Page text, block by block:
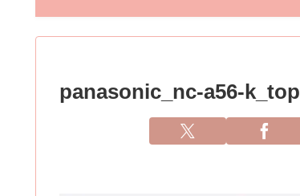
panasonic_nc-a56-k_top